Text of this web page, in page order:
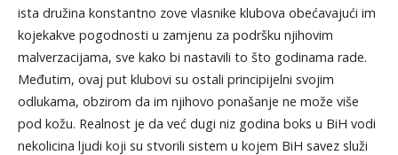
ista družina konstantno zove vlasnike klubova obećavajući im
kojekakve pogodnosti u zamjenu za podršku njihovim
malverzacijama, sve kako bi nastavili to što godinama rade.
Međutim, ovaj put klubovi su ostali principijelni svojim
odlukama, obzirom da im njihovo ponašanje ne može više
pod kožu. Realnost je da već dugi niz godina boks u BiH vodi
nekolicina ljudi koji su stvorili sistem u kojem BiH savez služi